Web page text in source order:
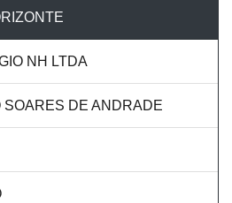
NH LTDA
SOARES DE ANDRADE